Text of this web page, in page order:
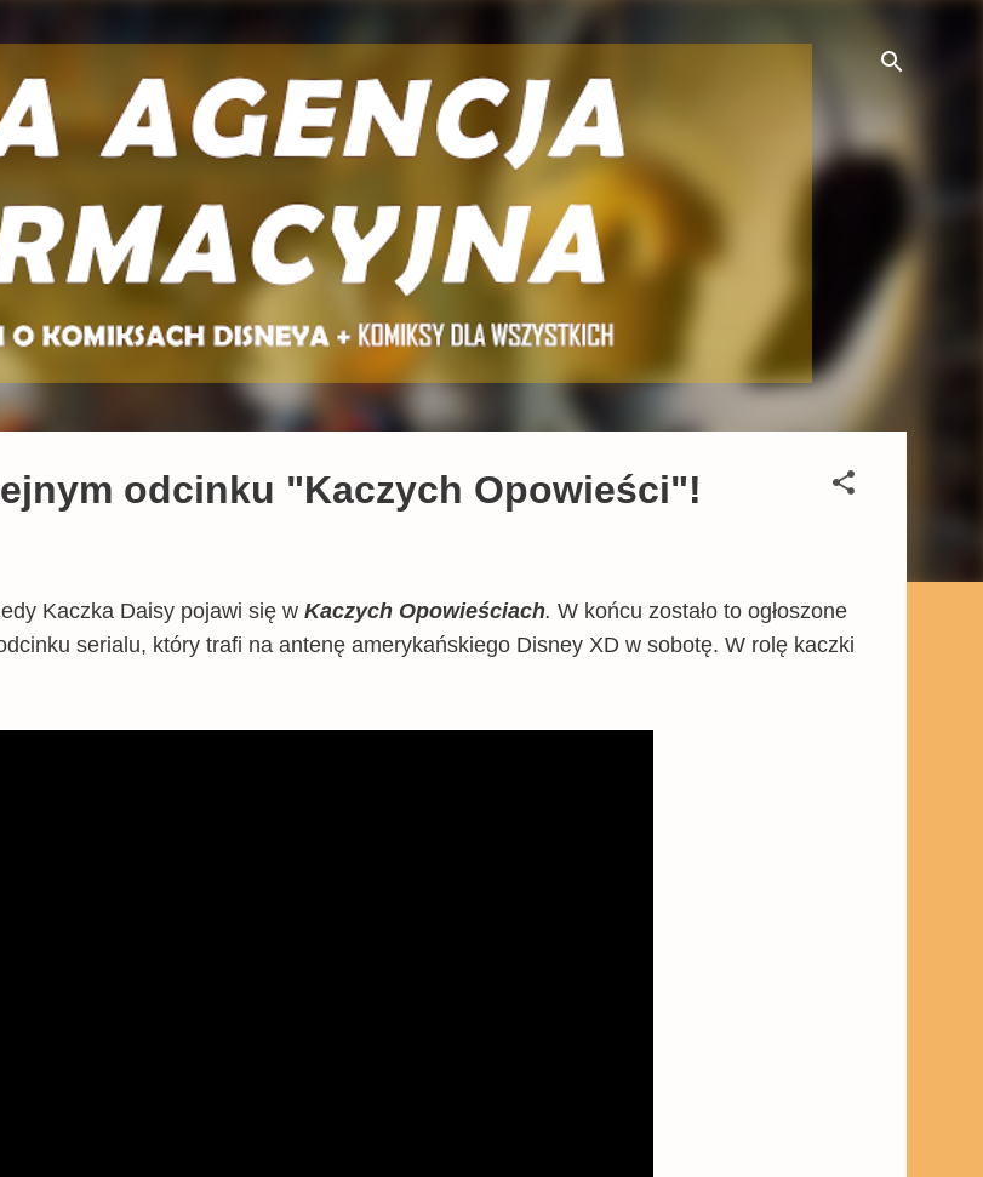
odcinku "Kaczych Opowieści"!
Kaczka Daisy pojawi się w Kaczych Opowieściach. W końcu zostało to ogłoszone
serialu, który trafi na antenę amerykańskiego Disney XD w sobotę. W rolę kaczki